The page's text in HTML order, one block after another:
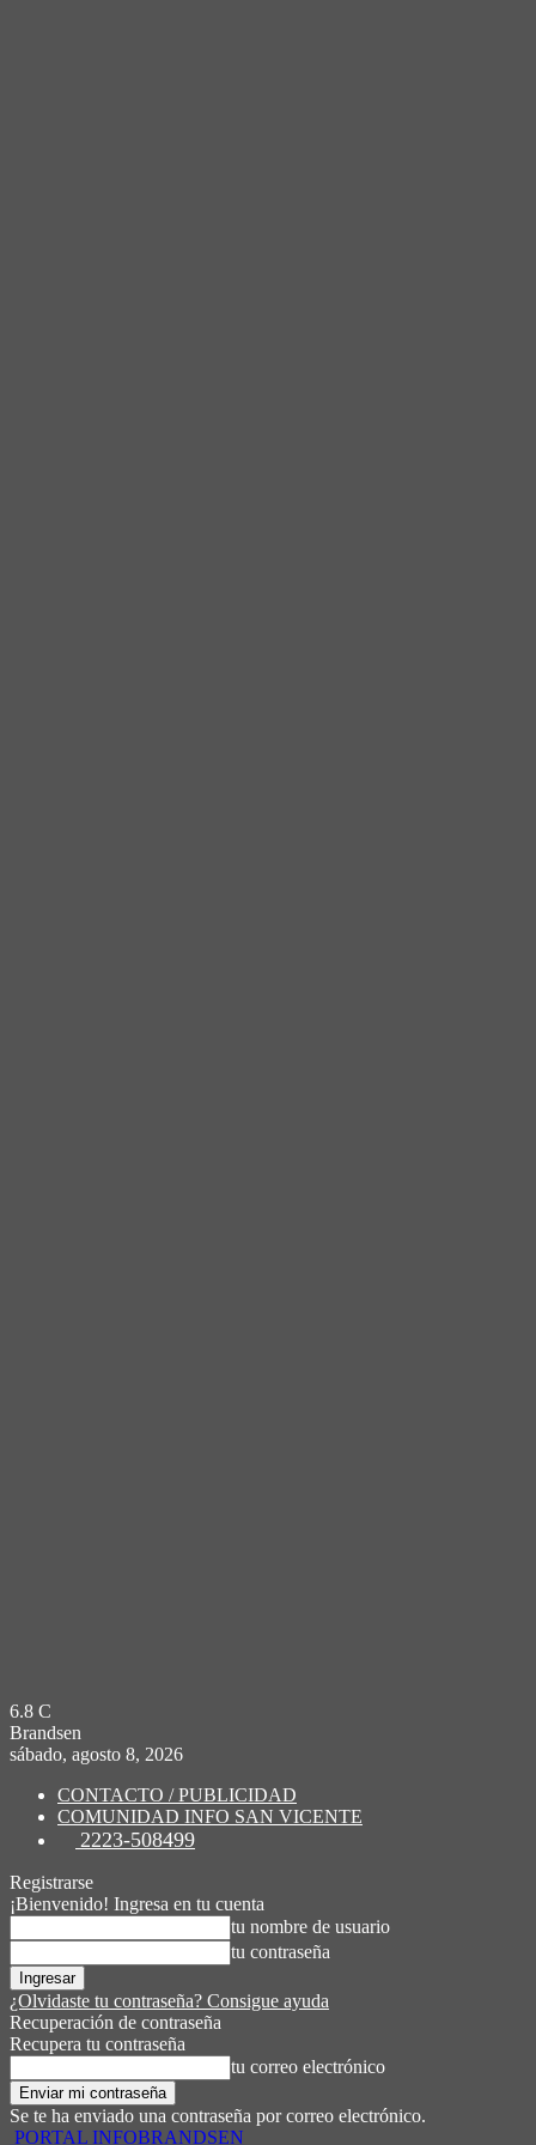
6.8 C
Brandsen
sábado, agosto 8, 2026
CONTACTO / PUBLICIDAD
COMUNIDAD INFO SAN VICENTE
2223-508499
Registrarse
¡Bienvenido! Ingresa en tu cuenta
tu nombre de usuario
tu contraseña
¿Olvidaste tu contraseña? Consigue ayuda
Recuperación de contraseña
Recupera tu contraseña
tu correo electrónico
Se te ha enviado una contraseña por correo electrónico.
PORTAL INFOBRANDSEN